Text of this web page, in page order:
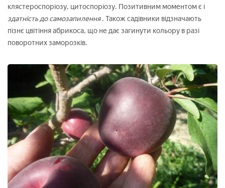
клястероспоріозу, цитоспоріозу. Позитивним моментом є і
здатність до самозапилення. Також садівники відзначають
пізнє цвітіння абрикоса, що не дає загинути кольору в разі
поворотних заморозків.